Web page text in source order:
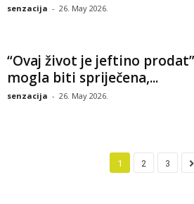
senzacija - 26. May 2026.
“Ovaj život je jeftino
mogla biti spriječena,...
senzacija - 26. May 2026.
1 2 3